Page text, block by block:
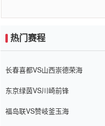
热门赛程
长春喜都VS山西崇德荣海
东京绿茵VS川崎前锋
福岛联VS赞岐釜玉海